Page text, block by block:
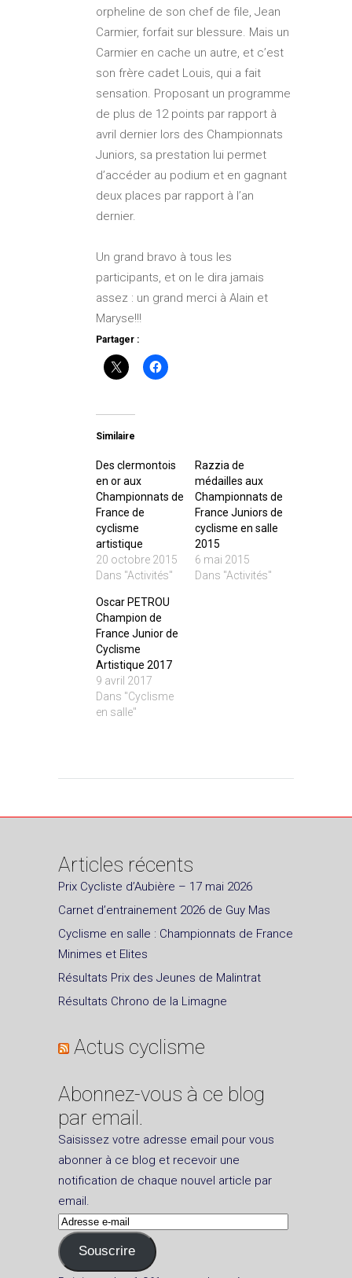
orpheline de son chef de file, Jean
Carmier, forfait sur blessure. Mais un
Carmier en cache un autre, et c’est
son frère cadet Louis, qui a fait
sensation. Proposant un programme
de plus de 12 points par rapport à
avril dernier lors des Championnats
Juniors, sa prestation lui permet
d’accéder au podium et en gagnant
deux places par rapport à l’an
dernier.
Un grand bravo à tous les
participants, et on le dira jamais
assez : un grand merci à Alain et
Maryse!!!
Partager :
Similaire
Des clermontois
en or aux
Championnats de
France de
cyclisme
artistique
20 octobre 2015
Dans "Activités"
Razzia de
médailles aux
Championnats de
France Juniors de
cyclisme en salle
2015
6 mai 2015
Dans "Activités"
Oscar PETROU
Champion de
France Junior de
Cyclisme
Artistique 2017
9 avril 2017
Dans "Cyclisme
en salle"
Articles récents
Prix Cycliste d’Aubière – 17 mai 2026
Carnet d’entrainement 2026 de Guy Mas
Cyclisme en salle : Championnats de France
Minimes et Elites
Résultats Prix des Jeunes de Malintrat
Résultats Chrono de la Limagne
Actus cyclisme
Abonnez-vous à ce blog
par email.
Saisissez votre adresse email pour vous
abonner à ce blog et recevoir une
notification de chaque nouvel article par
email.
Adresse
e-
mail
Souscrire